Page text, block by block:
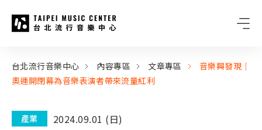
:::
台北流行音樂中心 內容專區 文章專區
音樂興發現｜
奧運開閉幕為音樂表演者帶來流量紅利
產業 2024.09.01 (日)